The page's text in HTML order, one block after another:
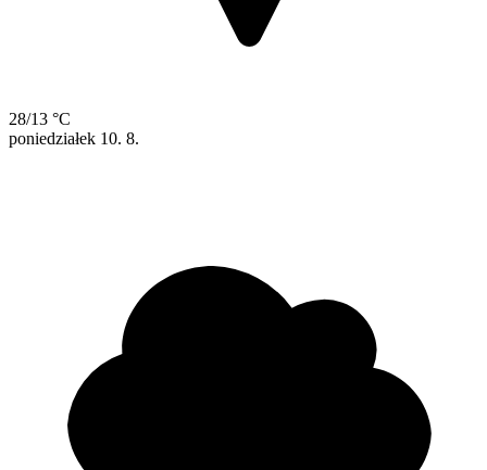
28/13 °C
poniedziałek 10. 8.